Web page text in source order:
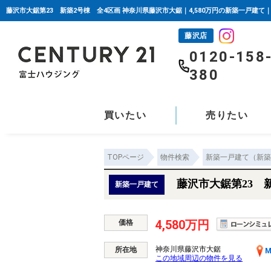
藤沢市大鋸第23 新築2号棟 全4区画 神奈川県藤沢市大鋸｜4,580万円の新築一戸建て
藤沢店
0120-
380
買いたい 売りたい
TOPページ 物件検索 新築一戸建て（新
新築一戸建て 藤沢市大鋸第23
価格 4,580万円
所在地 神奈川県藤沢市大鋸
この地域周辺の物件を見る